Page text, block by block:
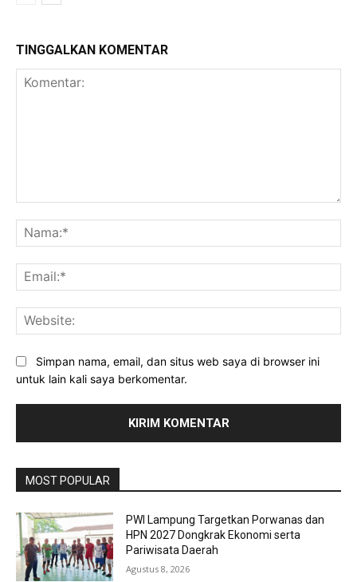
TINGGALKAN KOMENTAR
Simpan nama, email, dan situs web saya di browser ini
untuk lain kali saya berkomentar.
MOST POPULAR
PWI Lampung Targetkan Porwanas dan
HPN 2027 Dongkrak Ekonomi serta
Pariwisata Daerah
Agustus 8, 2026